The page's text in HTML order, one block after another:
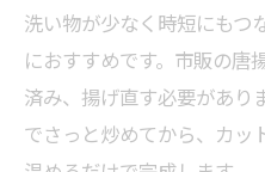
洗い物が少なく時短にもつ
におすすめです。市販の唐
済み、揚げ直す必要があり
でさっと炒めてから、カッ